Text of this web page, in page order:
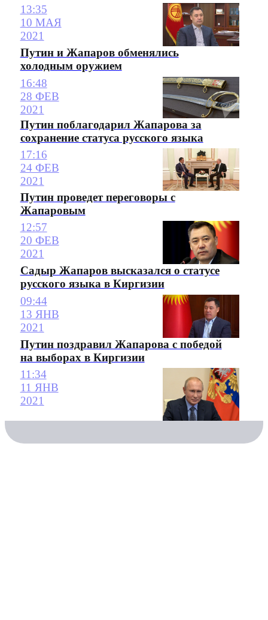
13:35
10 МАЯ
2021
Путин и Жапаров обменялись
холодным оружием
16:48
28 ФЕВ
2021
Путин поблагодарил Жапарова за
сохранение статуса русского языка
17:16
24 ФЕВ
2021
Путин проведет переговоры с
Жапаровым
12:57
20 ФЕВ
2021
Садыр Жапаров высказался о статусе
русского языка в Киргизии
09:44
13 ЯНВ
2021
Путин поздравил Жапарова с победой
на выборах в Киргизии
11:34
11 ЯНВ
2021